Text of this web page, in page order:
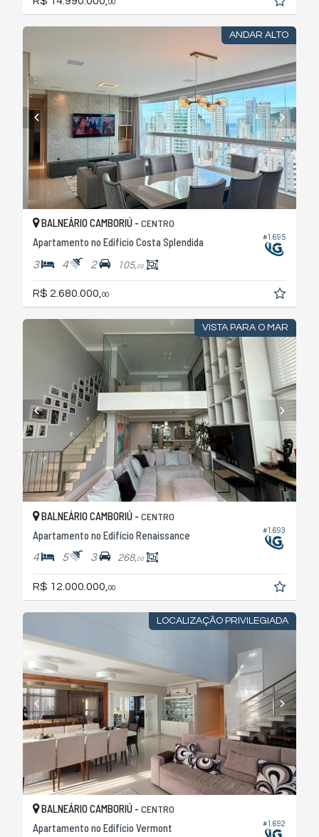
00
ANDAR ALTO
#1.695
BALNEÁRIO CAMBORIÚ - CENTRO
Apartamento no Edifício Costa Splendida
3 4 2 105,00
R$ 2.680.000,00
VISTA PARA O MAR
#1.693
BALNEÁRIO CAMBORIÚ - CENTRO
Apartamento no Edifício Renaissance
4 5 3 268,00
R$ 12.000.000, 00
LOCALIZAÇÃO PRIVILEGIADA
#1.692
BALNEÁRIO CAMBORIÚ - CENTRO
Apartamento no Edifício Vermont